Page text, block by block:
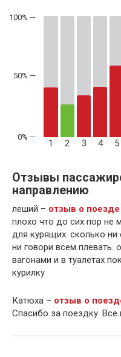
50% —
1 2 3 4 5
Отзывы
направлению
леший – отзыв о
плохо что до сих пор не
для курящих. сколько ни
ни говори всем плевать.
вагонами и в туалетах
курилку
Катюха – отзыв о
Спасибо за поездку.